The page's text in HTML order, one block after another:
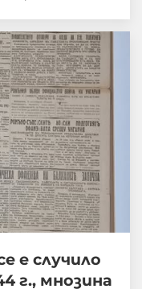
е случило
г., мнозина